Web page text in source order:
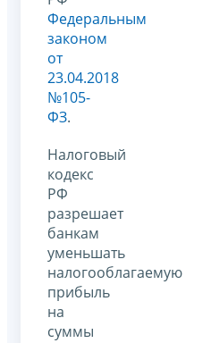
Федеральным
законом
от
23.04.2018
№105-
ФЗ.
Налоговый
кодекс
РФ
разрешает
банкам
уменьшать
налогооблагаемую
прибыль
на
суммы